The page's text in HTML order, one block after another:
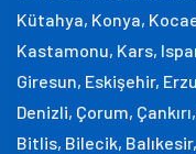
Kütahya, Konya,
Kastamonu, Kars,
Giresun, Eskişehir,
Denizli, Çorum,
Bitlis, Bilecik,